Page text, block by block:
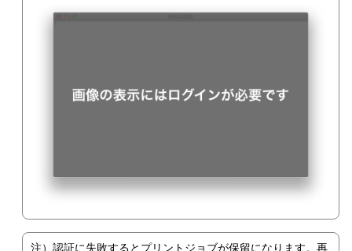
注）認証に失敗するとプリントジョブが保留になります。再